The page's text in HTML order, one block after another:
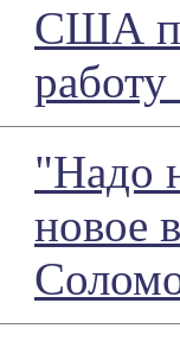
США
"Надо
новое